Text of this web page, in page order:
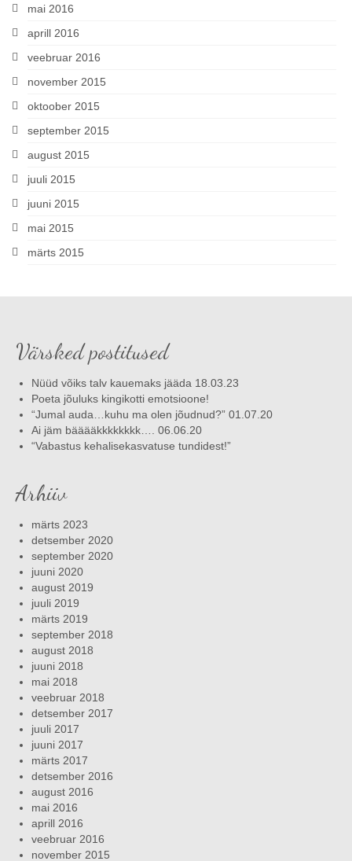
mai 2016
aprill 2016
veebruar 2016
november 2015
oktoober 2015
september 2015
august 2015
juuli 2015
juuni 2015
mai 2015
märts 2015
Värsked postitused
Nüüd võiks talv kauemaks jääda 18.03.23
Poeta jõuluks kingikotti emotsioone!
“Jumal auda…kuhu ma olen jõudnud?” 01.07.20
Ai jäm bääääkkkkkkkk…. 06.06.20
“Vabastus kehalisekasvatuse tundidest!”
Arhiiv
märts 2023
detsember 2020
september 2020
juuni 2020
august 2019
juuli 2019
märts 2019
september 2018
august 2018
juuni 2018
mai 2018
veebruar 2018
detsember 2017
juuli 2017
juuni 2017
märts 2017
detsember 2016
august 2016
mai 2016
aprill 2016
veebruar 2016
november 2015